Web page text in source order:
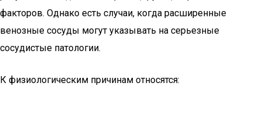
факторов. Однако есть случаи, когда расширенные
венозные сосуды могут указывать на серьезные
сосудистые патологии.
К физиологическим причинам относятся: